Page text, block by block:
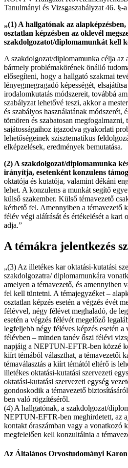
Tanulmányi és Vizsgaszabályzat 46. §-
„(1) A hallgatónak az alapképzésben,
osztatlan képzésben az oklevél
szakdolgozatot/diplomamunkát kell
A szakdolgozat/diplomamunka célja az
bármely problémakörének önálló
elősegíteni, hogy a hallgató szakmai
lényegmegragadó képességét,
irodalomkutatás módszereit, továbbá
szabályzat lehetővé teszi, akkor a
és szabályos használatának módszerét,
tömören és szabatosan megfogalmazni,
sajátosságaihoz igazodva gyakorlati
lehetőségeinek szisztematikus
elképzelések, eredmények bemutatása.
(2) A szakdolgozat/diplomamunka
irányítja, esetenként konzulens
oktatója és kutatója, valamint dékáni
lehet. A konzulens a munkát segítő
külső szakember. Külső témavezető
kérhető fel. Amennyiben a témavezető
félév végi aláírását és értékelését a kari
adja.”
A témákra jelentkezés
„(3) Az illetékes kar oktatási-kutatási
szakdolgozatra/ diplomamunkára
amelyen a témavezető, és amennyiben
fel kell tüntetni. A témajegyzéket –
osztatlan képzés esetén a végzés évét
félévvel, négy félévet meghaladó, de
esetén a végzés félévét megelőző
legfeljebb négy féléves képzés esetén a
félévben – minden tanév őszi félévi
napjáig a NEPTUN-EFTR-ben közzé
kiírt témából választhat, a témavezetői
témaválasztás a kiírt témától eltérő is
illetékes oktatási-kutatási szervezeti
oktatási-kutatási szervezeti egység
gondoskodik a témavezető
ben való rögzítéséről.
(4) A hallgatónak, a szakdolgozat/
NEPTUN-EFTR-ben meghirdetett, az
kontakt óraszámban vagy a vonatkozó
megfelelően kell konzultálnia a
Az Általános Orvostudományi